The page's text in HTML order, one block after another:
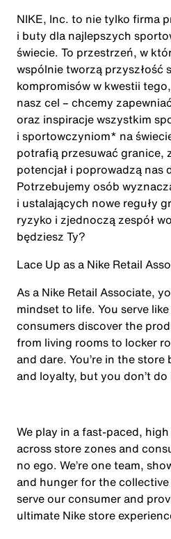
NIKE, Inc. to nie tylko firma
i buty dla najlepszych
świecie. To przestrzeń, w
wspólnie tworzą przyszłość
kompromisów w kwestii
nasz cel – chcemy
oraz inspiracje wszystkim
i sportowczyniom* na
potrafią przesuwać granice,
potencjał i poprowadzą nas
Potrzebujemy osób
i ustalających nowe reguły
ryzyko i zjednoczą zespół
będziesz Ty?
Lace Up as a Nike Retail
As a Nike Retail Associate,
mindset to life. You serve
consumers discover the
from living rooms to locker
and dare. You’re in the
and loyalty, but you don’t
We play in a fast-paced,
across store zones and
no ego. We’re one team,
and hunger for the
serve our consumer and
ultimate Nike store